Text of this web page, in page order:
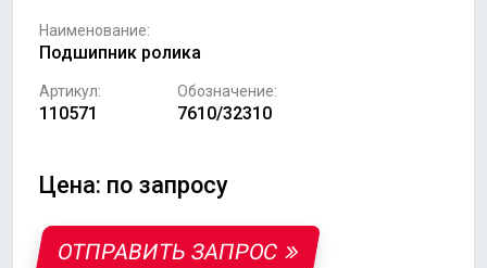
Наименование:
Подшипник ролика
Артикул:
110571
Обозначение:
7610/32310
Цена: по запросу
ОТПРАВИТЬ ЗАПРОС